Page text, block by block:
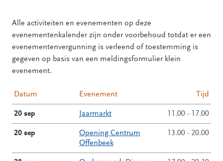
Alle activiteiten en evenementen op deze
evenementenkalender zijn onder voorbehoud totdat er een
evenementenvergunning is verleend of toestemming is
gegeven op basis van een meldingsformulier klein
evenement.
Datum Evenement Tijd
20 sep Jaarmarkt 11.00 - 17.00
20 sep
Opening Centrum
Offenbeek
13.00 - 20.00